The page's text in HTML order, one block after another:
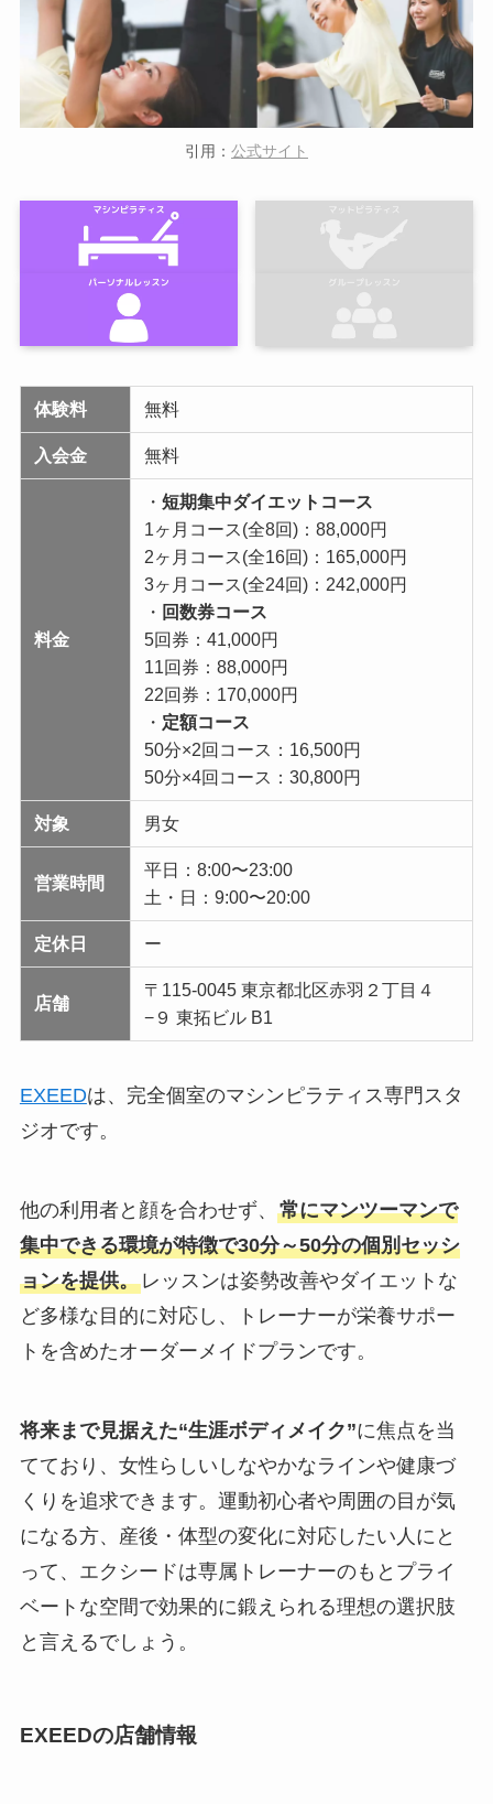
引用： 公式サイト
体験料 無料
入会金 無料
料金
・ 短期集中ダイエットコース
1ヶ月コース(全8回)：88,000円
2ヶ月コース(全16回)：165,000円
3ヶ月コース(全24回)：242,000円
・ 回数券コース
5回券：41,000円
11回券：88,000円
22回券：170,000円
・ 定額コース
50分×2回コース：16,500円
50分×4回コース：30,800円
対象 男女
営業時間
平日：8:00〜23:00
土・日：9:00〜20:00
定休日 ー
店舗
〒115-0045 東京都北区赤羽２丁目４
−９ 東拓ビル B1
EXEEDは、完全個室のマシンピラティス専門スタ
ジオです。
他の利用者と顔を合わせず、 常にマンツーマンで
集中できる環境が特徴で30分～50分の個別セッシ
ョンを提供。レッスンは姿勢改善やダイエットな
ど多様な目的に対応し、トレーナーが栄養サポー
トを含めたオーダーメイドプランです。
将来まで見据えた“生涯ボディメイク”に焦点を当
てており、女性らしいしなやかなラインや健康づ
くりを追求できます。運動初心者や周囲の目が気
になる方、産後・体型の変化に対応したい人にと
って、エクシードは専属トレーナーのもとプライ
ベートな空間で効果的に鍛えられる理想の選択肢
と言えるでしょう。
EXEEDの店舗情報